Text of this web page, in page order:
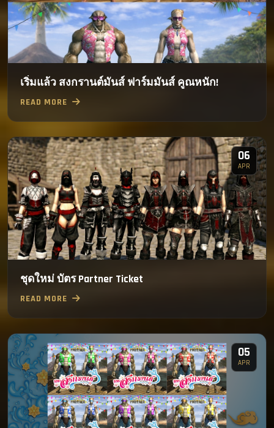
เริ่มแล้ว สงกรานต์มันส์ ฟาร์มมันส์ คูณหนัก!
READ MORE
06
APR
ชุดใหม่ บัตร Partner Ticket
READ MORE
05
APR